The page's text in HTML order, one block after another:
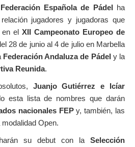
Federación Española de Pádel ha
jugadores y jugadoras que
en el XII Campeonato Europeo de
28 de junio al 4 de julio en Marbella
Federación Andaluza de Pádel y la
Reunida.
Juanjo Gutiérrez e Icíar
esta lista de nombres que darán
nacionales FEPy, también, las
Open.
su debut con la Selección